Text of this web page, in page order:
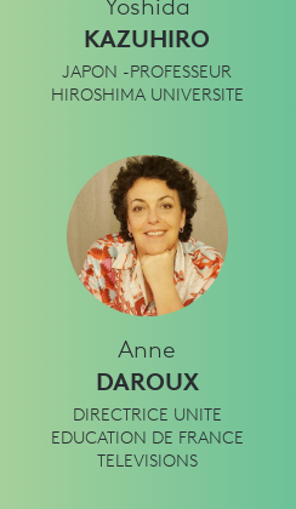
Yoshida
KAZUHIRO
JAPON -PROFESSEUR
HIROSHIMA UNIVERSITE
Anne
DAROUX
DIRECTRICE UNITE
EDUCATION DE FRANCE
TELEVISIONS